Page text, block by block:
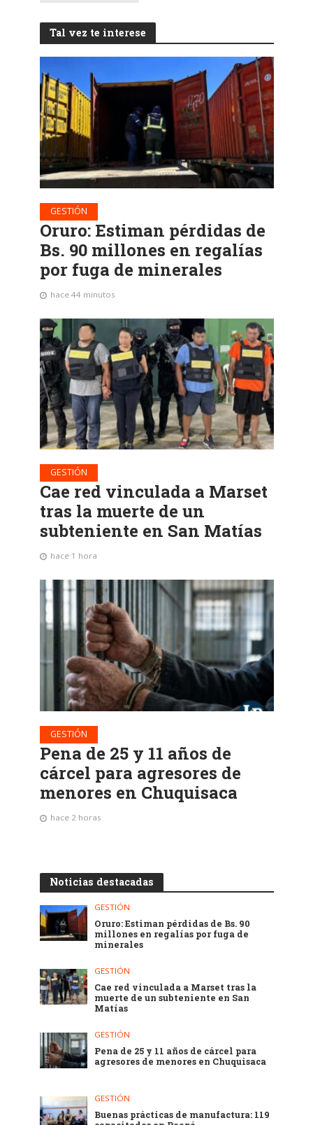
Tal vez te interese
GESTIÓN
Oruro: Estiman pérdidas de
Bs. 90 millones en regalías
por fuga de minerales
hace 44 minutos
GESTIÓN
Cae red vinculada a Marset
tras la muerte de un
subteniente en San Matías
hace 1 hora
GESTIÓN
Pena de 25 y 11 años de
cárcel para agresores de
menores en Chuquisaca
hace 2 horas
Noticias destacadas
GESTIÓN
Oruro: Estiman pérdidas de Bs. 90
millones en regalías por fuga de
minerales
GESTIÓN
Cae red vinculada a Marset tras la
muerte de un subteniente en San
Matías
GESTIÓN
Pena de 25 y 11 años de cárcel para
agresores de menores en Chuquisaca
GESTIÓN
Buenas prácticas de manufactura: 119